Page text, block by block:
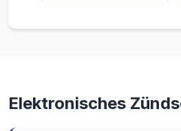
Elektronisches